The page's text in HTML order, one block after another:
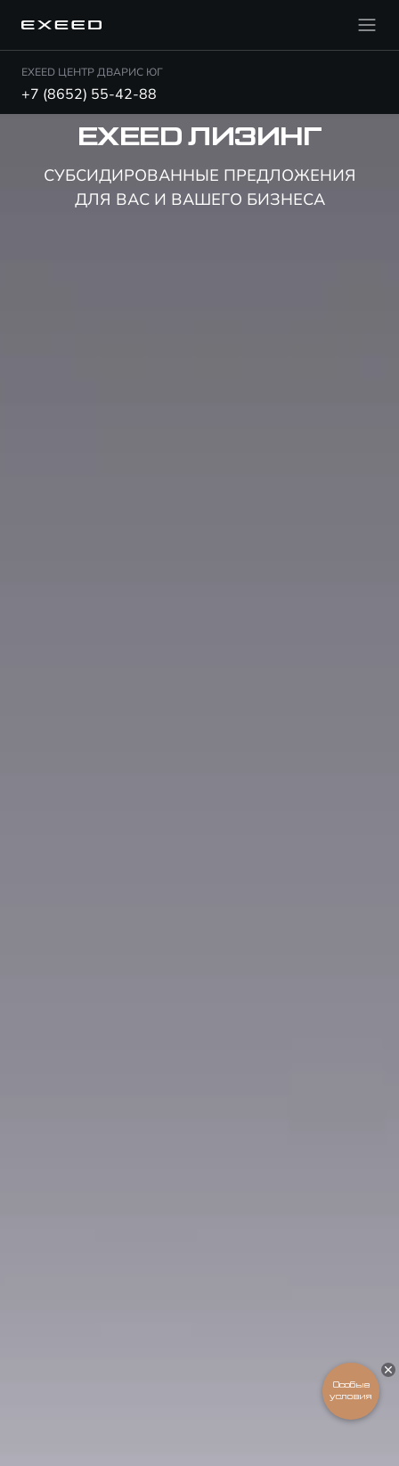
EXEED ЦЕНТР ДВАРИС ЮГ
+7 (8652) 55-42-88
EXEED ЛИЗИНГ
СУБСИДИРОВАННЫЕ ПРЕДЛОЖЕНИЯ
ДЛЯ ВАС И ВАШЕГО БИЗНЕСА
Особые
условия